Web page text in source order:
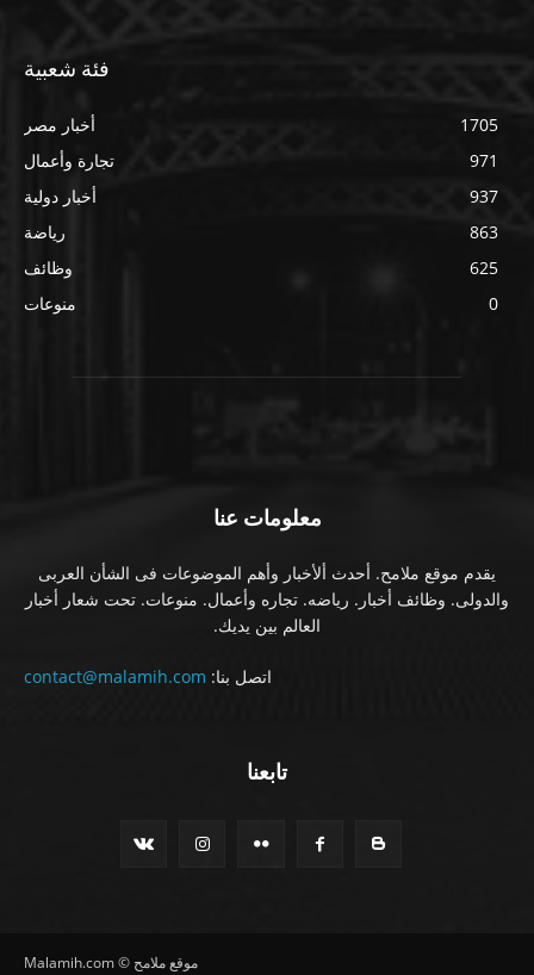
فئة شعبية
أخبار مصر
1705
تجارة وأعمال
971
أخبار دولية
937
رياضة
863
وظائف
625
منوعات
0
معلومات عنا
يقدم موقع ملامح. أحدث ألأخبار وأهم الموضوعات فى الشأن العربى
والدولى. وظائف أخبار. رياضه. تجاره وأعمال. منوعات. تحت شعار أخبار
العالم بين يديك.
اتصل بنا: contact@malamih.com
تابعنا
موقع ملامح © Malamih.com